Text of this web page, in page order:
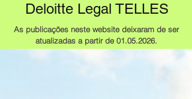
Deloitte Legal TELLES
As publicações neste website deixaram de ser
atualizadas a partir de 01.05.2026.